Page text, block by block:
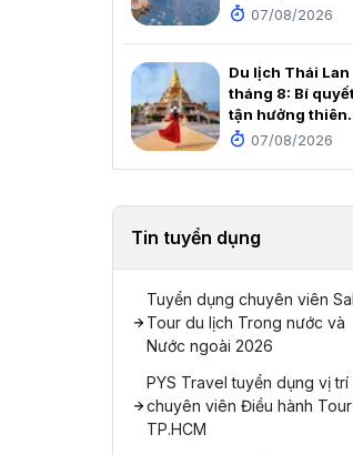
sở Chuột túi
07/08/2026
Du lịch Thái Lan
tháng 8: Bí
tận hưởng thiên
đường mùa mưa
07/08/2026
Tin tuyển dụng
Tuyển dụng chuyên viên
Tour du lịch Trong nước và
Nước ngoài 2026
PYS Travel tuyển dụng vị trí
chuyên viên Điều hành
TP.HCM